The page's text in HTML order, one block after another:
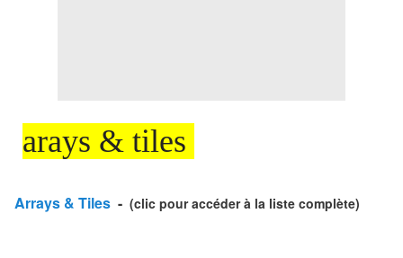
arays & tiles
Arrays & Tiles - (clic pour accéder à la liste complète)